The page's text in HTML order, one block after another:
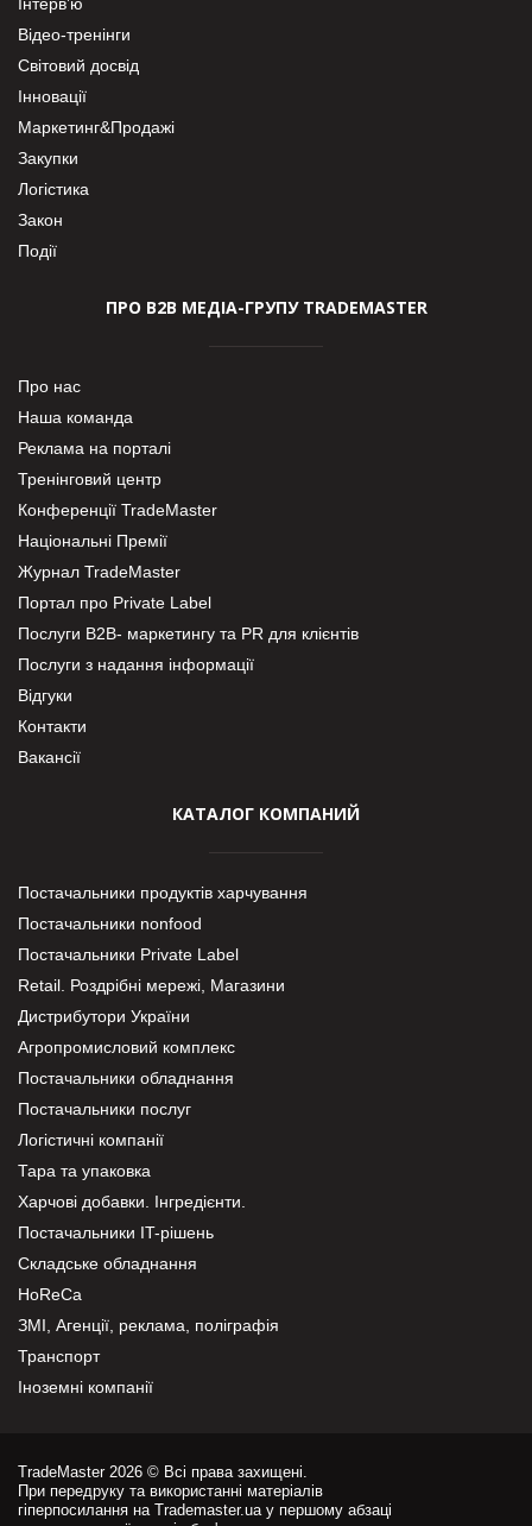
Відео-тренінги
Світовий досвід
Інновації
Маркетинг&Продажі
Закупки
Логістика
Закон
Події
ПРО В2В МЕДІА-ГРУПУ TRADEMASTER
Про нас
Наша команда
Реклама на порталі
Тренінговий центр
Конференції TradeMaster
Національні Премії
Журнал TradeMaster
Портал про Private Label
Послуги В2В- маркетингу та PR для клієнтів
Послуги з надання інформації
Відгуки
Контакти
Вакансії
КАТАЛОГ КОМПАНИЙ
Постачальники продуктів харчування
Постачальники nonfood
Постачальники Private Label
Retail. Роздрібні мережі, Магазини
Дистрибутори України
Агропромисловий комплекс
Постачальники обладнання
Постачальники послуг
Логістичні компанії
Тара та упаковка
Харчові добавки. Інгредієнти.
Постачальники IT-рішень
Складське обладнання
HoReCa
ЗМІ, Агенції, реклама, поліграфія
Транспорт
Іноземні компанії
TradeMaster 2026 © Всі права захищені.
При передруку та використанні матеріалів
гіперпосилання на Trademaster.ua у першому абзаці